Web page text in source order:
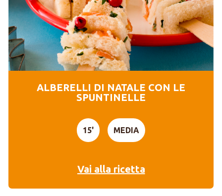
ALBERELLI DI NATALE CON LE
SPUNTINELLE
15' MEDIA
Vai alla ricetta